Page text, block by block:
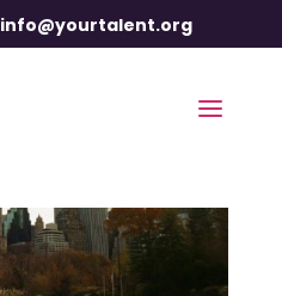
info@yourtalent.org